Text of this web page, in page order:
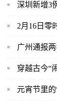
深圳新增3
2月16日零
广州通报
穿越古今“
元宵节里